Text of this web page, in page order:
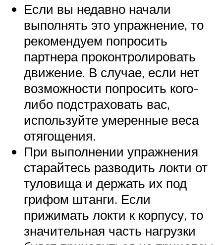
Если вы недавно начали
выполнять это упражнение, то
рекомендуем попросить
партнера проконтролировать
движение. В случае, если нет
возможности попросить кого-
либо подстраховать вас,
используйте умеренные веса
отягощения.
При выполнении упражнения
старайтесь разводить локти от
туловища и держать их под
грифом штанги. Если
прижимать локти к корпусу, то
значительная часть нагрузки